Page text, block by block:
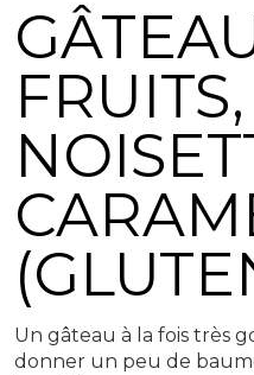
FRUITS,
Un gâteau à la fois très
donner un peu de